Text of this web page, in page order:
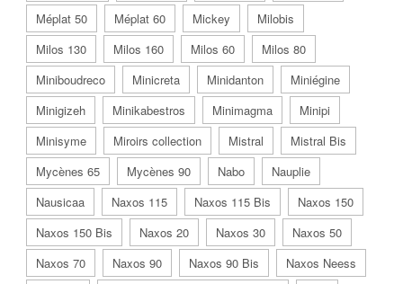
Méplat 50
Méplat 60 Mickey
Milobis
Milos 130
Milos 160 Milos 60
Milos 80
Miniboudreco
Minicreta Minidanton
Miniégine
Minigizeh
Minikabestros Minimagma
Minipi
Minisyme
Miroirs collection Mistral
Mistral Bis
Mycènes 65
Mycènes 90 Nabo
Nauplie
Nausicaa
Naxos 115 Naxos 115 Bis
Naxos 150
Naxos 150 Bis
Naxos 20 Naxos 30
Naxos 50
Naxos 70
Naxos 90 Naxos 90 Bis
Naxos Neess